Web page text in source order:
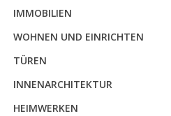
IMMOBILIEN
WOHNEN UND EINRICHTEN
TÜREN
INNENARCHITEKTUR
HEIMWERKEN